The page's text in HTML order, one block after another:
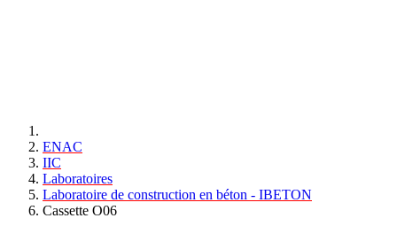
ENAC
IIC
Laboratoires
Laboratoire de construction en béton - IBETON
Cassette O06